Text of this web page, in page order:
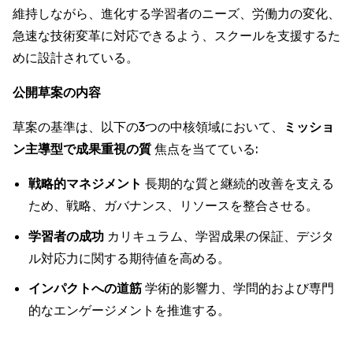
維持しながら、進化する学習者のニーズ、労働力の変化、
急速な技術変革に対応できるよう、スクールを支援するた
めに設計されている。
公開草案の内容
草案の基準は、以下の3つの中核領域において、
ミッショ
ン主導型で成果重視の質 焦点を当てている:
戦略的マネジメント 長期的な質と継続的改善を支える
ため、戦略、ガバナンス、リソースを整合させる。
学習者の成功 カリキュラム、学習成果の保証、デジタ
ル対応力に関する期待値を高める。
インパクトへの道筋 学術的影響力、学問的および専門
的なエンゲージメントを推進する。